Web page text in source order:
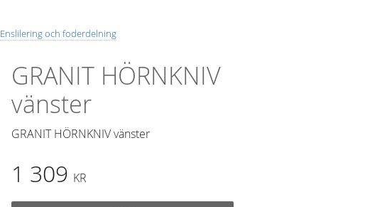
Enslilering och foderdelning
GRANIT HÖRNKNIV
vänster
GRANIT HÖRNKNIV vänster
1 309 KR